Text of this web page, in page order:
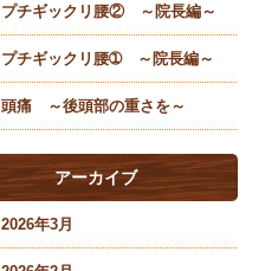
プチギックリ腰② ～院長編～
プチギックリ腰➀ ～院長編～
頭痛 ～後頭部の重さを～
アーカイブ
2026年3月